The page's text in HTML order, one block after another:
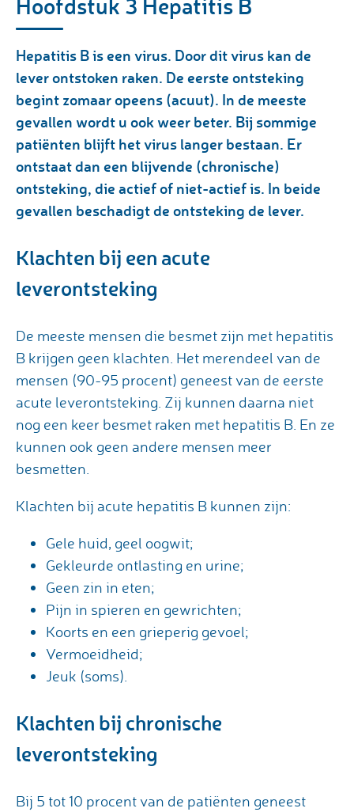
Hepatitis B is een virus. Door dit virus kan de
lever ontstoken raken. De eerste ontsteking
begint zomaar opeens (acuut). In de meeste
gevallen wordt u ook weer beter. Bij sommige
patiënten blijft het virus langer bestaan. Er
ontstaat dan een blijvende (chronische)
ontsteking, die actief of niet-actief is. In beide
gevallen beschadigt de ontsteking de lever.
Klachten bij een acute
leverontsteking
De meeste mensen die besmet zijn met hepatitis
B krijgen geen klachten. Het merendeel van de
mensen (90-95 procent) geneest van de eerste
acute leverontsteking. Zij kunnen daarna niet
nog een keer besmet raken met hepatitis B. En ze
kunnen ook geen andere mensen meer
besmetten.
Klachten bij acute hepatitis B kunnen zijn:
Gele huid, geel oogwit;
Gekleurde ontlasting en urine;
Geen zin in eten;
Pijn in spieren en gewrichten;
Koorts en een grieperig gevoel;
Vermoeidheid;
Jeuk (soms).
Klachten bij chronische
leverontsteking
Bij 5 tot 10 procent van de patiënten geneest